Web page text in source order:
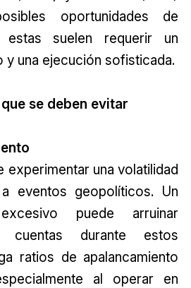
oportunidades de
estas suelen requerir un
y una ejecución sofisticada.
se deben evitar
experimentar una volatilidad
eventos geopolíticos. Un
excesivo puede arruinar
cuentas durante estos
ratios de apalancamiento
al operar en